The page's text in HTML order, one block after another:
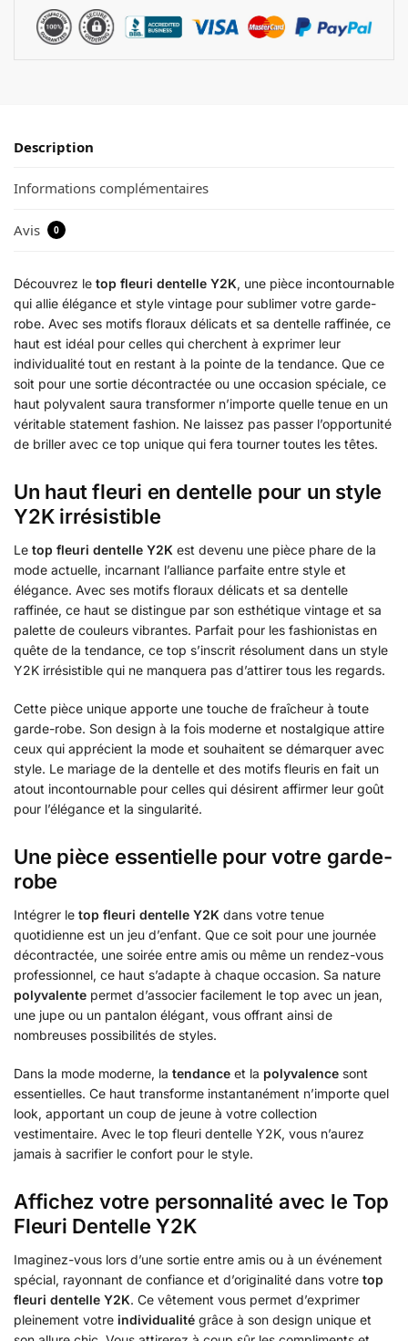
Description
Informations complémentaires
Avis 0
Découvrez le top fleuri dentelle Y2K, une pièce incontournable
qui allie élégance et style vintage pour sublimer votre garde-
robe. Avec ses motifs floraux délicats et sa dentelle raffinée, ce
haut est idéal pour celles qui cherchent à exprimer leur
individualité tout en restant à la pointe de la tendance. Que ce
soit pour une sortie décontractée ou une occasion spéciale, ce
haut polyvalent saura transformer n’importe quelle tenue en un
véritable statement fashion. Ne laissez pas passer l’opportunité
de briller avec ce top unique qui fera tourner toutes les têtes.
Un haut fleuri en dentelle pour un style
Y2K irrésistible
Le top fleuri dentelle Y2K est devenu une pièce phare de la
mode actuelle, incarnant l’alliance parfaite entre style et
élégance. Avec ses motifs floraux délicats et sa dentelle
raffinée, ce haut se distingue par son esthétique vintage et sa
palette de couleurs vibrantes. Parfait pour les fashionistas en
quête de la tendance, ce top s’inscrit résolument dans un style
Y2K irrésistible qui ne manquera pas d’attirer tous les regards.
Cette pièce unique apporte une touche de fraîcheur à toute
garde-robe. Son design à la fois moderne et nostalgique attire
ceux qui apprécient la mode et souhaitent se démarquer avec
style. Le mariage de la dentelle et des motifs fleuris en fait un
atout incontournable pour celles qui désirent affirmer leur goût
pour l’élégance et la singularité.
Une pièce essentielle pour votre garde-
robe
Intégrer le top fleuri dentelle Y2K dans votre tenue
quotidienne est un jeu d’enfant. Que ce soit pour une journée
décontractée, une soirée entre amis ou même un rendez-vous
professionnel, ce haut s’adapte à chaque occasion. Sa nature
polyvalente permet d’associer facilement le top avec un jean,
une jupe ou un pantalon élégant, vous offrant ainsi de
nombreuses possibilités de styles.
Dans la mode moderne, la tendance et la polyvalence sont
essentielles. Ce haut transforme instantanément n’importe quel
look, apportant un coup de jeune à votre collection
vestimentaire. Avec le top fleuri dentelle Y2K, vous n’aurez
jamais à sacrifier le confort pour le style.
Affichez votre personnalité avec le Top
Fleuri Dentelle Y2K
Imaginez-vous lors d’une sortie entre amis ou à un événement
spécial, rayonnant de confiance et d’originalité dans votre top
fleuri dentelle Y2K. Ce vêtement vous permet d’exprimer
pleinement votre individualité grâce à son design unique et